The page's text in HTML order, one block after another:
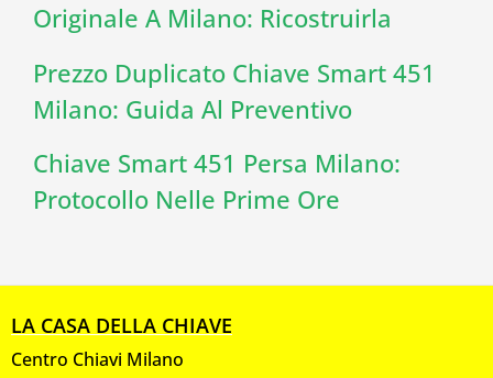
Originale A Milano: Ricostruirla
Prezzo Duplicato Chiave Smart 451
Milano: Guida Al Preventivo
Chiave Smart 451 Persa Milano:
Protocollo Nelle Prime Ore
LA CASA DELLA CHIAVE
Centro Chiavi Milano